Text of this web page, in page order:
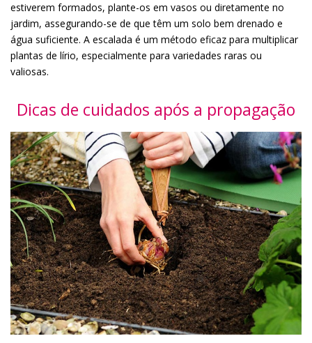
estiverem formados, plante-os em vasos ou diretamente no
jardim, assegurando-se de que têm um solo bem drenado e
água suficiente. A escalada é um método eficaz para multiplicar
plantas de lírio, especialmente para variedades raras ou
valiosas.
Dicas de cuidados após a propagação